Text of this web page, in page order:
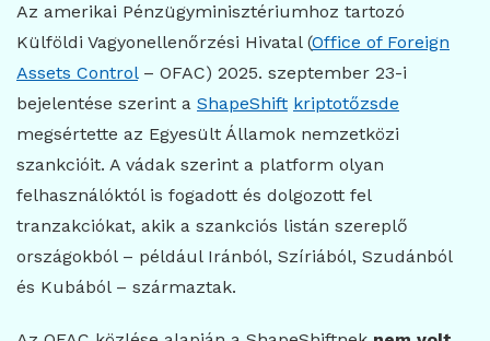
Az amerikai Pénzügyminisztériumhoz tartozó
Külföldi Vagyonellenőrzési Hivatal (Office of Foreign
Assets Control– OFAC) 2025. szeptember 23-i
bejelentése szerint a ShapeShift kriptotőzsde
megsértette az Egyesült Államok nemzetközi
szankcióit. A vádak szerint a platform olyan
felhasználóktól is fogadott és dolgozott fel
tranzakciókat, akik a szankciós listán szereplő
országokból – például Iránból, Szíriából, Szudánból
és Kubából – származtak.